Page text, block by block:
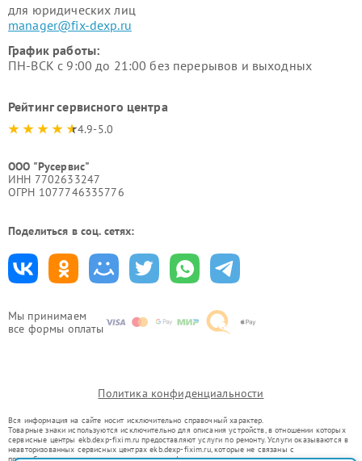
Мы принимаем
все формы оплаты
для юридических лиц
manager@fix-dexp.ru
График работы:
ПН-ВСК с 9:00 до 21:00 без перерывов и выходных
Рейтинг сервисного центра
4.9-5.0
ООО "Русервис"
ИНН 7702633247
ОГРН 1077746335776
Поделиться в соц. сетях:
Политика конфиденциальности
Вся информация на сайте носит исключительно справочный характер.
Товарные знаки используются исключительно для описания устройств, в отношении которых
сервисные центры ekb.dexp-fixim.ru предоставляют услуги по ремонту. Услуги оказываются в
неавторизованных сервисных центрах ekb.dexp-fixim.ru, которые не связаны с